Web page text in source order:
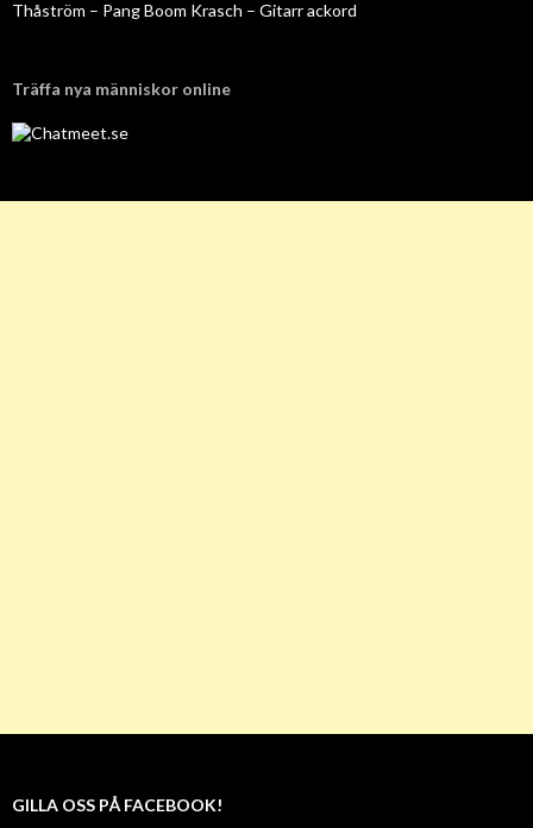
Thåström – Pang Boom Krasch – Gitarr ackord
Träffa nya människor online
GILLA OSS PÅ FACEBOOK!